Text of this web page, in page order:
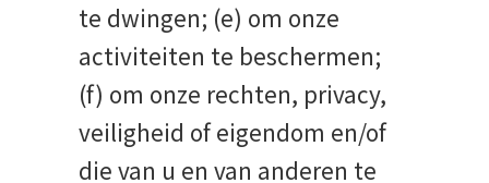
te dwingen; (e) om onze
activiteiten te beschermen;
(f) om onze rechten, privacy,
veiligheid of eigendom en/of
die van u en van anderen te